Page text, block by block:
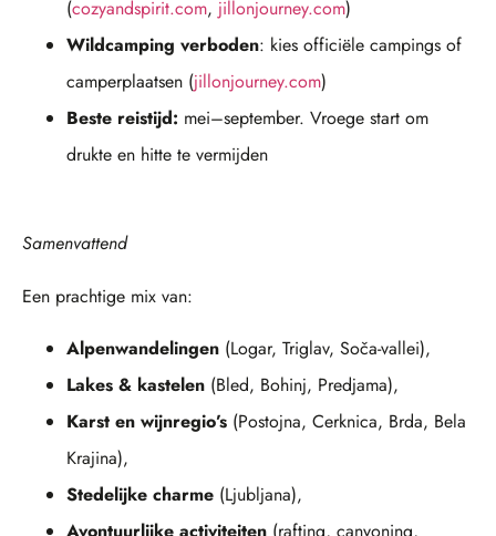
(cozyandspirit.com, jillonjourney.com)
Wildcamping verboden: kies officiële campings of
camperplaatsen (jillonjourney.com)
Beste reistijd: mei–september. Vroege start om
drukte en hitte te vermijden
Samenvattend
Een prachtige mix van:
Alpenwandelingen (Logar, Triglav, Soča-vallei),
Lakes & kastelen (Bled, Bohinj, Predjama),
Karst en wijnregio’s (Postojna, Cerknica, Brda, Bela
Krajina),
Stedelijke charme (Ljubljana),